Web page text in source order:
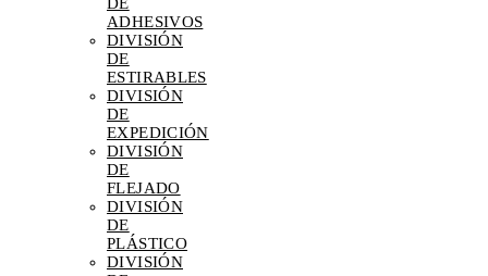
ADHESIVOS
DIVISIÓN
DE
ESTIRABLES
DIVISIÓN
DE
EXPEDICIÓN
DIVISIÓN
DE
FLEJADO
DIVISIÓN
DE
PLÁSTICO
DIVISIÓN